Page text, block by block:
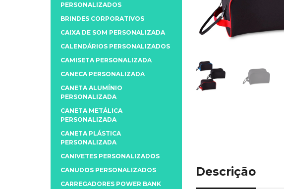
Descrição
PERSONALIZADOS
BRINDES CORPORATIVOS
CAIXA DE SOM PERSONALIZADA
CALENDÁRIOS PERSONALIZADOS
CAMISETA PERSONALIZADA
CANECA PERSONALIZADA
CANETA ALUMÍNIO
PERSONALIZADA
CANETA METÁLICA
PERSONALIZADA
CANETA PLÁSTICA
PERSONALIZADA
CANIVETES PERSONALIZADOS
CANUDOS PERSONALIZADOS
CARREGADORES POWER BANK